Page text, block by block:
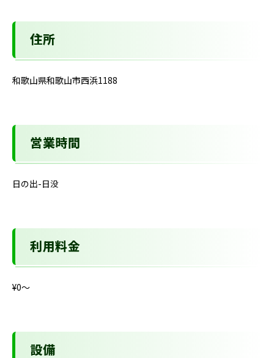
住所
和歌山県和歌山市西浜1188
営業時間
日の出-日没
利用料金
¥0〜
設備